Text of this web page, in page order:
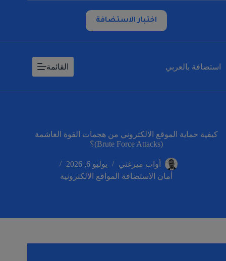
اختبار الاستضافة
استضافة بالعربي القائمة
كيفية حماية الموقع الالكتروني من هجمات القوة الغاشمة
(Brute Force Attacks)؟
أواب ميرغني
يوليو 6, 2026
أمان الاستضافة المواقع الالكترونية